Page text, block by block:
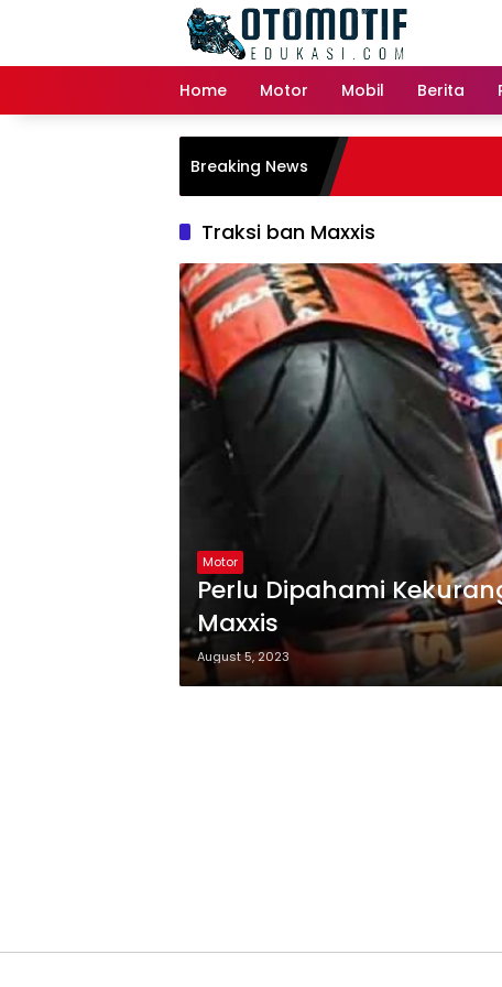
Home Motor Mobil Berita
Breaking News
Traksi ban Maxxis
Motor
Perlu Dipahami
Maxxis
August 5, 2023